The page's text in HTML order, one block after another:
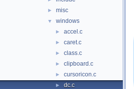
► misc
▼ windows
► accel.c
► caret.c
► class.c
► clipboard.c
► cursoricon.c
► dc.c